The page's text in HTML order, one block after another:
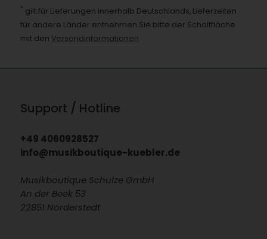
* gilt für Lieferungen innerhalb Deutschlands, Lieferzeiten
für andere Länder entnehmen Sie bitte der Schaltfläche
mit den Versandinformationen
Support / Hotline
+49 4060928527
info@musikboutique-kuebler.de
Musikboutique Schulze GmbH
An der Beek 53
22851 Norderstedt